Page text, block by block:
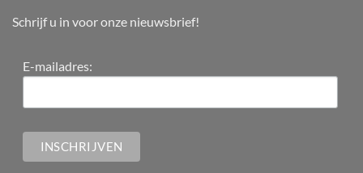
Schrijf u in voor onze nieuwsbrief!
E-mailadres: